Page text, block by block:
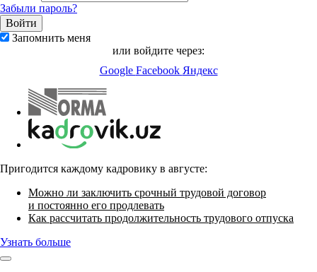
Забыли пароль?
Запомнить меня
или войдите через:
Google Facebook Яндекс
Пригодится каждому кадровику в августе:
Можно ли заключить срочный трудовой договор
и постоянно его продлевать
Как рассчитать продолжительность трудового отпуска
Узнать больше